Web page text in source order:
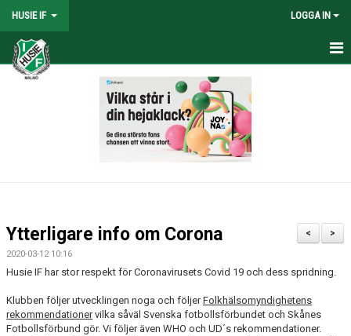
HUSIE IF LOGGA IN
HEM
DOKUMENT
MEDLEMSRABATTER
>
<
Ytterligare info om Corona
2020-03-12 10:16
Husie IF har stor respekt för Coronavirusets Covid 19 och dess spridning.
Klubben följer utvecklingen noga och följerFolkhälsomyndighetens
rekommendationervilka såväl Svenska fotbollsförbundet och Skånes
Fotbollsförbund gör. Vi följer även WHO och UD´s rekommendationer.